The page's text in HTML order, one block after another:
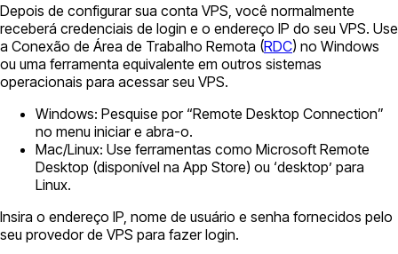
Depois de configurar sua conta VPS, você normalmente
receberá credenciais de login e o endereço IP do seu VPS. Use
a Conexão de Área de Trabalho Remota (RDC) no Windows
ou uma ferramenta equivalente em outros sistemas
operacionais para acessar seu VPS.
Windows: Pesquise por “Remote Desktop Connection”
no menu iniciar e abra-o.
Mac/Linux: Use ferramentas como Microsoft Remote
Desktop (disponível na App Store) ou ‘desktop’ para
Linux.
Insira o endereço IP, nome de usuário e senha fornecidos pelo
seu provedor de VPS para fazer login.